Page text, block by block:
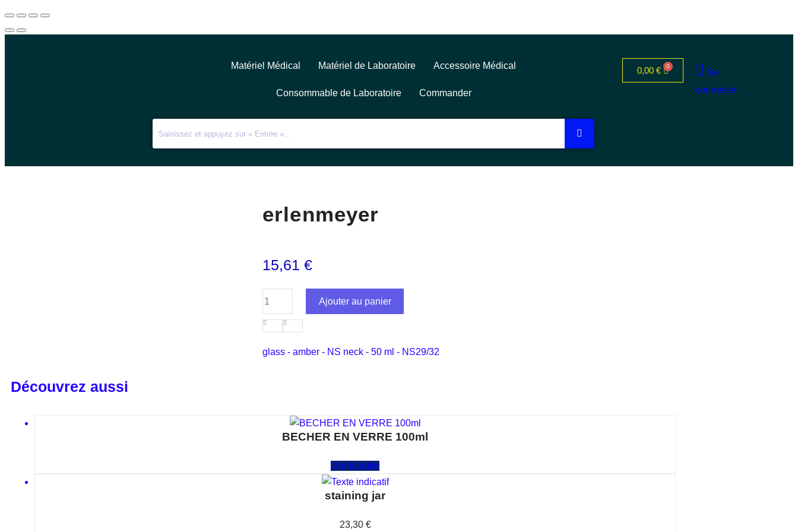
Matériel Médical Matériel de Laboratoire Accessoire Médical
Consommable de Laboratoire Commander
0,00 €
Se
connecter
erlenmeyer
15,61€
Ajouter au panier
glass - amber - NS neck - 50 ml - NS29/32
Découvrez aussi
BECHER EN VERRE 100ml
Lire la suite
staining jar
23,30 €